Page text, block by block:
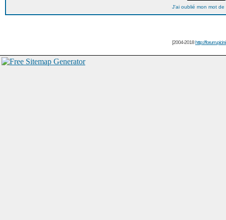
J'ai oublié mon mot de
[2004-2018http://